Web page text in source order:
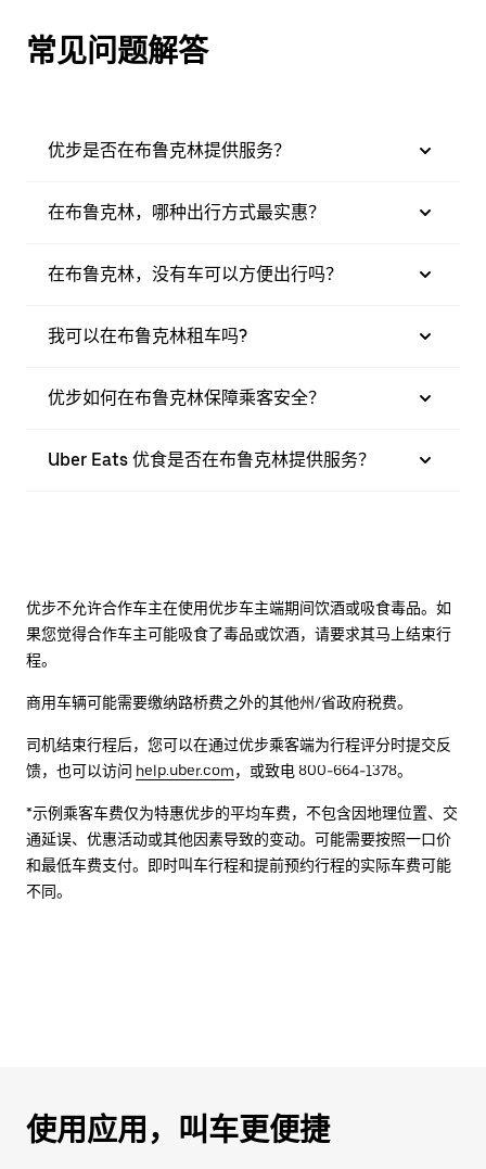
常见问题解答
优步是否在布鲁克林提供服务？
在布鲁克林，哪种出行方式最实惠？
在布鲁克林，没有车可以方便出行吗？
我可以在布鲁克林租车吗?
优步如何在布鲁克林保障乘客安全？
Uber Eats 优食是否在布鲁克林提供服务？
优步不允许合作车主在使用优步车主端期间饮酒或吸食毒品。如
果您觉得合作车主可能吸食了毒品或饮酒，请要求其马上结束行
程。
商用车辆可能需要缴纳路桥费之外的其他州/省政府税费。
司机结束行程后，您可以在通过优步乘客端为行程评分时提交反
馈，也可以访问 help.uber.com，或致电 800-664-1378。
*示例乘客车费仅为特惠优步的平均车费，不包含因地理位置、交
通延误、优惠活动或其他因素导致的变动。可能需要按照一口价
和最低车费支付。即时叫车行程和提前预约行程的实际车费可能
不同。
使用应用，叫车更便捷